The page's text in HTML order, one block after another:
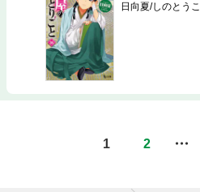
日向夏/しのとうこ
1 2 ・・・